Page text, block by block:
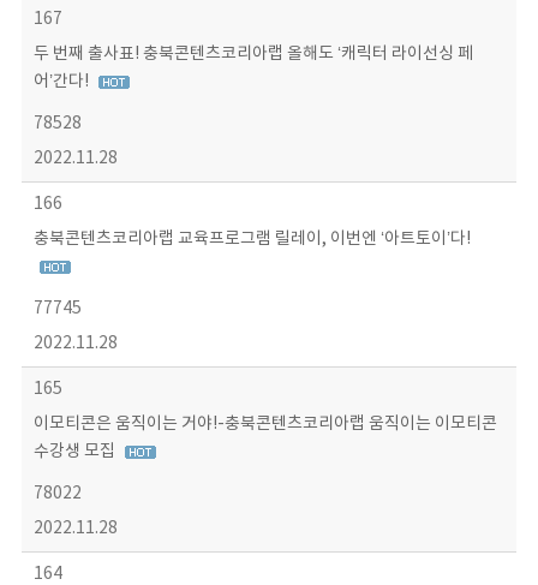
167
두 번째 출사표! 충북콘텐츠코리아랩 올해도 ‘캐릭터 라이선싱 페
어’간다!
78528
2022.11.28
166
충북콘텐츠코리아랩 교육프로그램 릴레이, 이번엔 ‘아트토이’다!
77745
2022.11.28
165
이모티콘은 움직이는 거야!-충북콘텐츠코리아랩 움직이는 이모티콘
수강생 모집
78022
2022.11.28
164